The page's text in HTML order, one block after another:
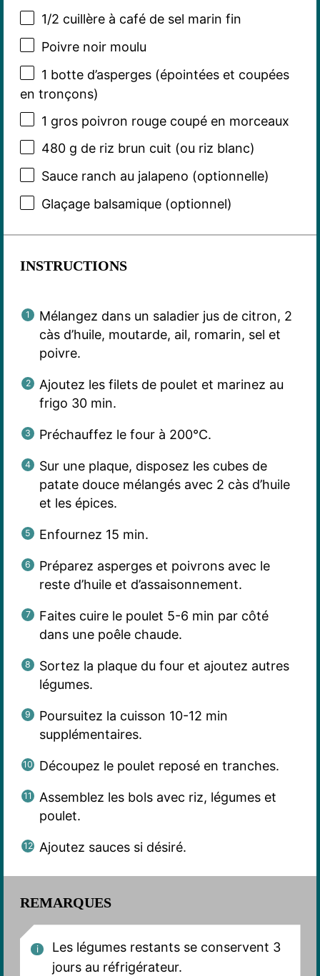
1/2 cuillère à café de sel marin fin
Poivre noir moulu
1 botte d’asperges (épointées et coupées
en tronçons)
1 gros poivron rouge coupé en morceaux
480 g de riz brun cuit (ou riz blanc)
Sauce ranch au jalapeno (optionnelle)
Glaçage balsamique (optionnel)
INSTRUCTIONS
Mélangez dans un saladier jus de citron, 2
càs d’huile, moutarde, ail, romarin, sel et
poivre.
Ajoutez les filets de poulet et marinez au
frigo 30 min.
Préchauffez le four à 200°C.
Sur une plaque, disposez les cubes de
patate douce mélangés avec 2 càs d’huile
et les épices.
Enfournez 15 min.
Préparez asperges et poivrons avec le
reste d’huile et d’assaisonnement.
Faites cuire le poulet 5-6 min par côté
dans une poêle chaude.
Sortez la plaque du four et ajoutez autres
légumes.
Poursuitez la cuisson 10-12 min
supplémentaires.
Découpez le poulet reposé en tranches.
Assemblez les bols avec riz, légumes et
poulet.
Ajoutez sauces si désiré.
REMARQUES
Les légumes restants se conservent 3
jours au réfrigérateur.